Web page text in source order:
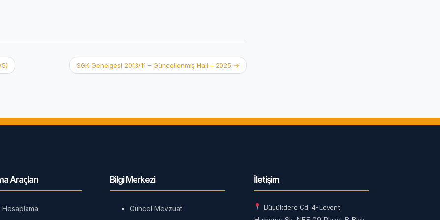
5) SGK Genelgesi 2013/11 – Güncellenmiş Hali – 2025 →
Araçları
Hesaplama
Bilgi Merkezi
Güncel Mevzuat
İletişim
Büyükdere Cd. 4-Levent